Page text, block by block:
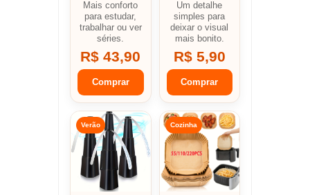
Mais conforto
para estudar,
trabalhar ou ver
séries.
R$ 43,90
Comprar
Um detalhe
simples para
deixar o visual
mais bonito.
R$ 5,90
Comprar
Verão Cozinha